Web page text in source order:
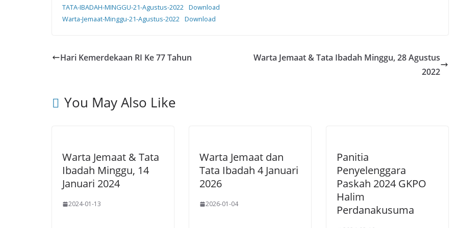
TATA-IBADAH-MINGGU-21-Agustus-2022 Download
Warta-Jemaat-Minggu-21-Agustus-2022 Download
Hari Kemerdekaan RI Ke 77 Tahun
Warta Jemaat & Tata Ibadah Minggu, 28 Agustus
2022
You May Also Like
Warta Jemaat & Tata
Ibadah Minggu, 14
Januari 2024
2024-01-13
Warta Jemaat dan
Tata Ibadah 4 Januari
2026
2026-01-04
Panitia
Penyelenggara
Paskah 2024 GKPO
Halim
Perdanakusuma